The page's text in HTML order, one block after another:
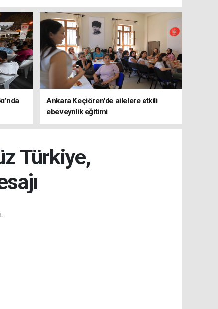
Ankara Keçiören'de ailelere etkili
ebeveynlik eğitimi
Türkiye,